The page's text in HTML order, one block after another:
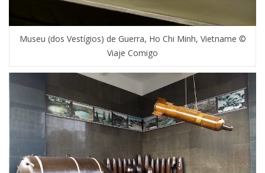
Museu (dos Vestígios) de Guerra, Ho Chi Minh, Vietname ©
Viaje Comigo